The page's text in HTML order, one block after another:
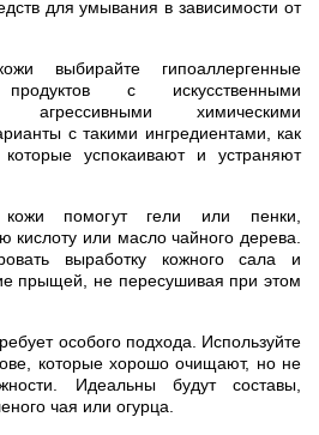
выбирайте гипоаллергенные
с искусственными
агрессивными химическими
с такими ингредиентами, как
успокаивают и устраняют
помогут гели или пенки,
кислоту или масло чайного дерева.
выработку кожного сала и
прыщей, не пересушивая при этом
особого подхода. Используйте
которые хорошо очищают, но не
Идеальны будут составы,
чая или огурца.